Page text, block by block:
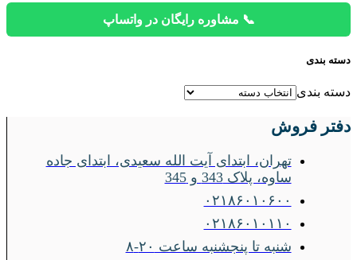
📞 مشاوره رایگان در واتساپ
دسته بندی
دسته بندی
دفتر فروش
تهران، ابتدای آیت الله سعیدی، ابتدای جاده
ساوه، پلاک 343 و 345
۰۲۱۸۶۰۱۰۶۰۰
۰۲۱۸۶۰۱۰۱۱۰
شنبه تا پنجشنبه ساعت ۲۰-۸